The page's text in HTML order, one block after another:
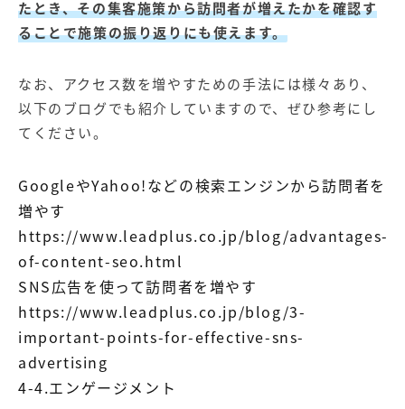
たとき、その集客施策から訪問者が増えたかを確認す
ることで施策の振り返りにも使えます。
なお、アクセス数を増やすための手法には様々あり、
以下のブログでも紹介していますので、ぜひ参考にし
てください。
GoogleやYahoo!などの検索エンジンから訪問者を
増やす
https://www.leadplus.co.jp/blog/advantages-
of-content-seo.html
SNS広告を使って訪問者を増やす
https://www.leadplus.co.jp/blog/3-
important-points-for-effective-sns-
advertising
4-4.エンゲージメント